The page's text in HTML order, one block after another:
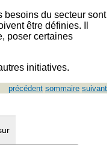
besoins du secteur sont
être définies. Il
poser certaines
initiatives.
précédent sommaire suivant